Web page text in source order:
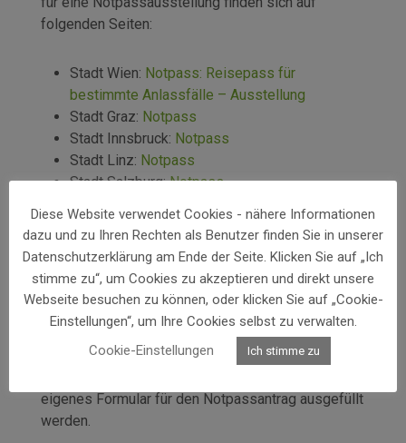
folgenden Seiten:
Stadt Wien: Notpass: Reisepass für
bestimmte Anlassfälle – Ausstellung
Stadt Graz: Notpass
Stadt Innsbruck: Notpass
Stadt Linz: Notpass
Stadt Salzburg:Notpass
internationale Angelegenheiten: →
österreichische Vertretungen
im Ausland
Verfahrensablauf
Den Antrag auf Ausstellung eines Notpasses
eigenes Formular für den Notpassantrag ausgefüllt
werden.
Diese Website verwendet Cookies - nähere Informationen
dazu und zu Ihren Rechten als Benutzer finden Sie in unserer
Datenschutzerklärung am Ende der Seite. Klicken Sie auf „Ich
stimme zu“, um Cookies zu akzeptieren und direkt unsere
Webseite besuchen zu können, oder klicken Sie auf „Cookie-
Einstellungen“, um Ihre Cookies selbst zu verwalten.
Cookie-Einstellungen
Ich stimme zu